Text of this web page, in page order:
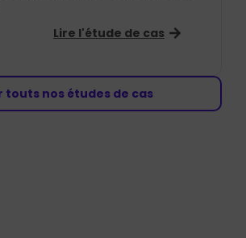
Lire l'étude de cas
touts nos études de cas